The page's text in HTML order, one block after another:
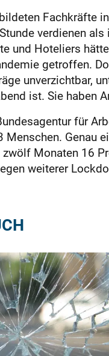
Fachkräfte
verdienen
und Hoteliers
getroffen.
unverzichtbar,
ist. Sie haben
für
Genau
Monaten 16
weiterer